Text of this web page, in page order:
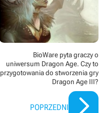
BioWare pyta graczy o
uniwersum Dragon Age. Czy to
przygotowania do stworzenia gry
Dragon Age III?
POPRZEDNI